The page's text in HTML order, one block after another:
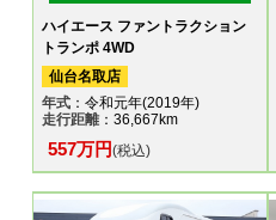
ハイエース ファントラクション
トランポ 4WD
仙台名取店
年式 ：令和元年(2019年)
走行距離：36,667km
557万円(税込)